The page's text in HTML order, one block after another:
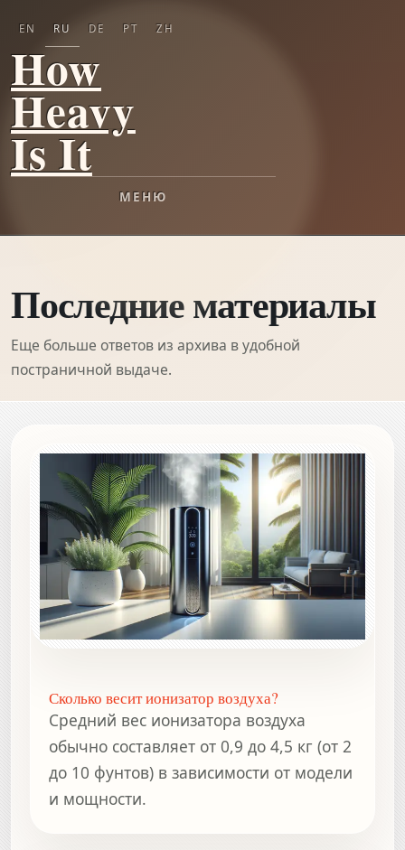
How
Heavy
Is It
МЕНЮ
EN RU DE PT ZH
Последние материалы
Еще больше ответов из архива в удобной
постраничной выдаче.
Сколько весит ионизатор воздуха?
Средний вес ионизатора воздуха
обычно составляет от 0,9 до 4,5 кг (от 2
до 10 фунтов) в зависимости от модели
и мощности.